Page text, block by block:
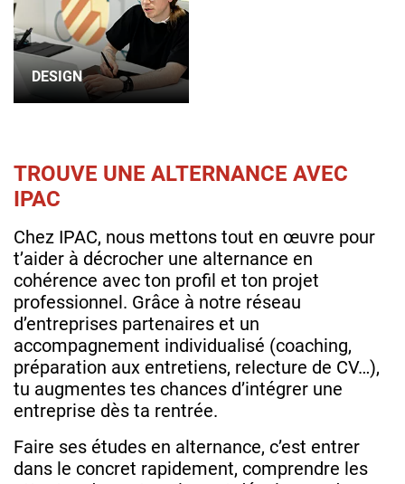
DESIGN
TROUVE UNE ALTERNANCE AVEC
IPAC
Chez IPAC, nous mettons tout en œuvre pour
t’aider à décrocher une alternance en
cohérence avec ton profil et ton projet
professionnel. Grâce à notre réseau
d’entreprises partenaires et un
accompagnement individualisé (coaching,
préparation aux entretiens, relecture de CV…),
tu augmentes tes chances d’intégrer une
entreprise dès ta rentrée.
Faire ses études en alternance, c’est entrer
dans le concret rapidement, comprendre les